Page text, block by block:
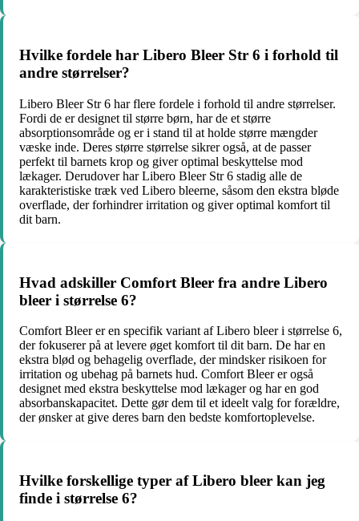
Hvilke fordele har Libero Bleer Str 6 i forhold til
andre størrelser?
Libero Bleer Str 6 har flere fordele i forhold til andre størrelser.
Fordi de er designet til større børn, har de et større
absorptionsområde og er i stand til at holde større mængder
væske inde. Deres større størrelse sikrer også, at de passer
perfekt til barnets krop og giver optimal beskyttelse mod
lækager. Derudover har Libero Bleer Str 6 stadig alle de
karakteristiske træk ved Libero bleerne, såsom den ekstra bløde
overflade, der forhindrer irritation og giver optimal komfort til
dit barn.
Hvad adskiller Comfort Bleer fra andre Libero
bleer i størrelse 6?
Comfort Bleer er en specifik variant af Libero bleer i størrelse 6,
der fokuserer på at levere øget komfort til dit barn. De har en
ekstra blød og behagelig overflade, der mindsker risikoen for
irritation og ubehag på barnets hud. Comfort Bleer er også
designet med ekstra beskyttelse mod lækager og har en god
absorbanskapacitet. Dette gør dem til et ideelt valg for forældre,
der ønsker at give deres barn den bedste komfortoplevelse.
Hvilke forskellige typer af Libero bleer kan jeg
finde i størrelse 6?